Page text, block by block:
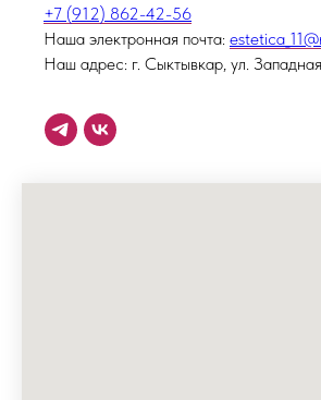
+7 (912) 862-42-56
Наша электронная почта:
Наш адрес: г. Сыктывкар, ул.